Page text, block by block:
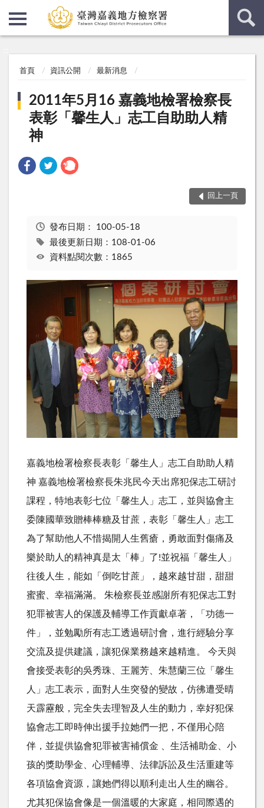
首頁 資訊公開 最新消息
2011年5月16 嘉義地檢署檢察長
表彰「馨生人」志工自助助人精
神
回上一頁
發布日期： 100-05-18
最後更新日期：108-01-06
資料點閱次數：1865
嘉義地檢署檢察長表彰「馨生人」志工自助助人精
神 嘉義地檢署檢察長朱兆民今天出席犯保志工研討
課程，特地表彰七位「馨生人」志工，並與協會主
委陳國華致贈棒棒糖及甘蔗，表彰「馨生人」志工
為了幫助他人不惜揭開人生舊瘡，勇敢面對傷痛及
樂於助人的精神真是太「棒」了!並祝福「馨生人」
往後人生，能如「倒吃甘蔗」，越來越甘甜，甜甜
蜜蜜、幸福滿滿。 朱檢察長並感謝所有犯保志工對
犯罪被害人的保護及輔導工作貢獻卓著，「功德一
件」，並勉勵所有志工透過研討會，進行經驗分享
交流及提供建議，讓犯保業務越來越精進。 今天與
會接受表彰的吳秀珠、王麗芳、朱慧蘭三位「馨生
人」志工表示，面對人生突發的變故，仿彿遭受晴
天霹靂般，完全失去理智及人生的動力，幸好犯保
協會志工即時伸出援手拉她們一把，不僅用心陪
伴，並提供協會犯罪被害補償金 、生活補助金、小
孩的獎助學金、心理輔導、法律訴訟及生活重建等
各項協會資源，讓她們得以順利走出人生的幽谷。
尤其犯保協會像是一個溫暖的大家庭，相同際遇的